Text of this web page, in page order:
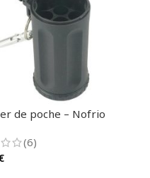
de poche – Nofrio
(6)